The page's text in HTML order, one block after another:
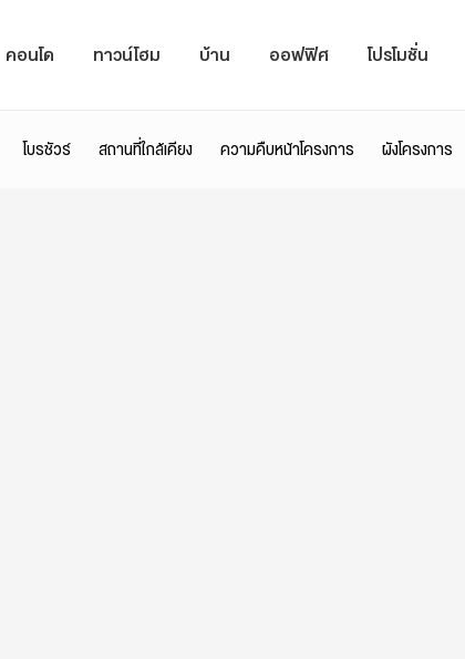
คอนโด ทาวน์โฮม บ้าน ออฟฟิศ โปรโมชั่น
โบรชัวร์ สถานที่ใกล้เคียง ความคืบหน้าโครงการ ผังโครงการ